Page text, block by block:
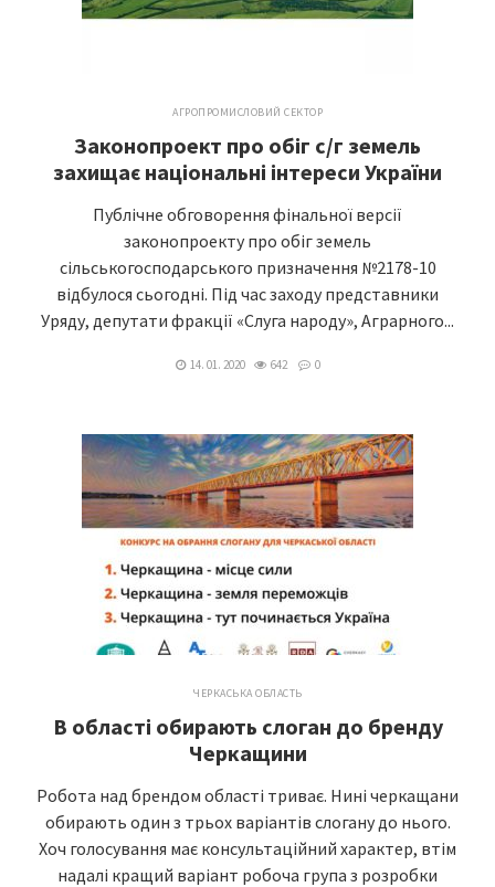
АГРОПРОМИСЛОВИЙ СЕКТОР
Законопроект про обіг с/г земель
захищає національні інтереси України
Публічне обговорення фінальної версії
законопроекту про обіг земель
сільськогосподарського призначення №2178-10
відбулося сьогодні. Під час заходу представники
Уряду, депутати фракції «Слуга народу», Аграрного...
14. 01. 2020 642 0
ЧЕРКАСЬКА ОБЛАСТЬ
В області обирають слоган до бренду
Черкащини
Робота над брендом області триває. Нині черкащани
обирають один з трьох варіантів слогану до нього.
Хоч голосування має консультаційний характер, втім
надалі кращий варіант робоча група з розробки